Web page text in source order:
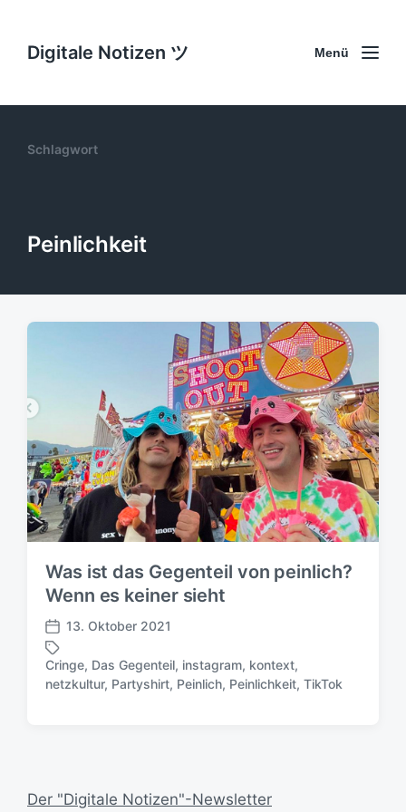
Digitale Notizen ツ Menü
Schlagwort
Peinlichkeit
Was ist das Gegenteil von peinlich?
Wenn es keiner sieht
V
e
r
ö
l
13. Oktober 2021
ö
Cringe, Das Gegenteil, instagram, kontext,
netzkultur, Partyshirt, Peinlich, Peinlichkeit, TikTok
Der "Digitale Notizen"-Newsletter